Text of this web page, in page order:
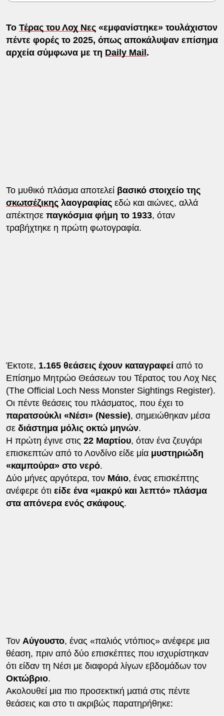
Το Τέρας του Λοχ Νες«εμφανίστηκε» τουλάχιστον
πέντε φορές το 2025, όπως αποκάλυψαν επίσημα
αρχεία σύμφωνα με τη Daily Mail.
Το μυθικό πλάσμα αποτελεί βασικό στοιχείο της
σκωτσέζικηςλαογραφίαςεδώ και αιώνες, αλλά
απέκτησε παγκόσμια φήμη το 1933, όταν
τραβήχτηκε η πρώτη φωτογραφία.
Έκτοτε, 1.165 θεάσεις έχουν καταγραφείαπό το
Επίσημο Μητρώο Θεάσεων του Τέρατος του Λοχ Νες
(The Official Loch Ness Monster Sightings Register).
Οι πέντε θεάσεις του πλάσματος, που έχει το
παρατσούκλι «Νέσι» (Nessie), σημειώθηκαν μέσα
σε διάστημα μόλις οκτώ μηνών.
Η πρώτη έγινε στις 22 Μαρτίου, όταν ένα ζευγάρι
επισκεπτών από το Λονδίνο είδε μία μυστηριώδη
«καμπούρα» στο νερό.
Δύο μήνες αργότερα, τον Μάιο, ένας επισκέπτης
ανέφερε ότι είδε ένα «μακρύ και λεπτό» πλάσμα
στα απόνερα ενός σκάφους.
Τον Αύγουστο, ένας «παλιός ντόπιος» ανέφερε μια
θέαση, πριν από δύο επισκέπτες που ισχυρίστηκαν
ότι είδαν τη Νέσι με διαφορά λίγων εβδομάδων τον
Οκτώβριο.
Ακολουθεί μια πιο προσεκτική ματιά στις πέντε
θεάσεις και στο τι ακριβώς παρατηρήθηκε: